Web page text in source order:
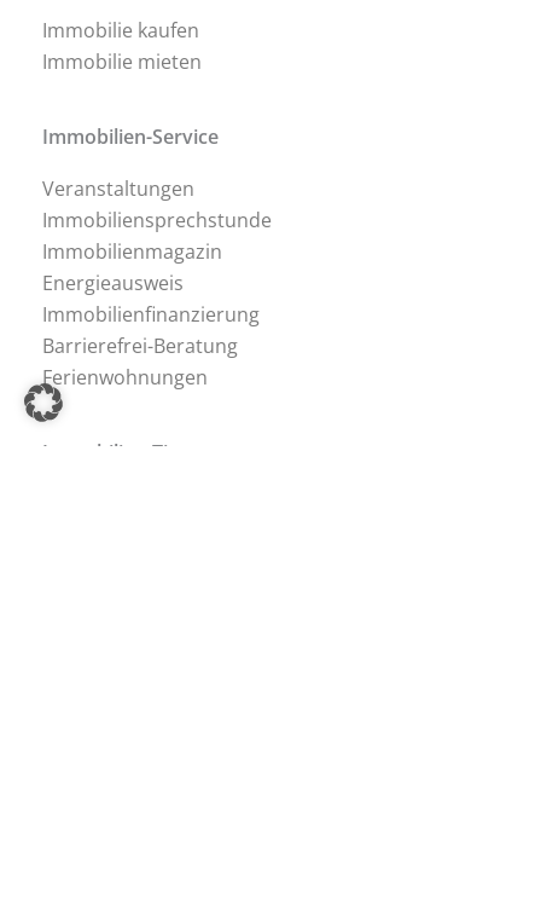
Immobilie kaufen
Immobilie mieten
Immobilien-Service
Veranstaltungen
Immobiliensprechstunde
Immobilienmagazin
Energieausweis
Immobilienfinanzierung
Barrierefrei-Beratung
Ferienwohnungen
Immobilien-Tipps